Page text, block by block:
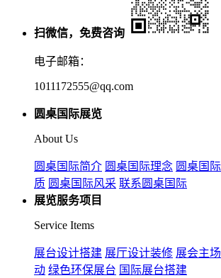
扫微信，免费咨询
电子邮箱：
1011172555@qq.com
圆桌国际展览
About Us
圆桌国际简介 圆桌国际理念 圆桌国
质 圆桌国际风采 联系圆桌国际
展览服务项目
Service Items
展台设计搭建 展厅设计装修 展会主
动 绿色环保展台 国际展台搭建